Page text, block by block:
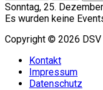
Sonntag, 25.
Es wurden keine
Copyright © 2026 DSV
Kontakt
Impressum
Datenschutz